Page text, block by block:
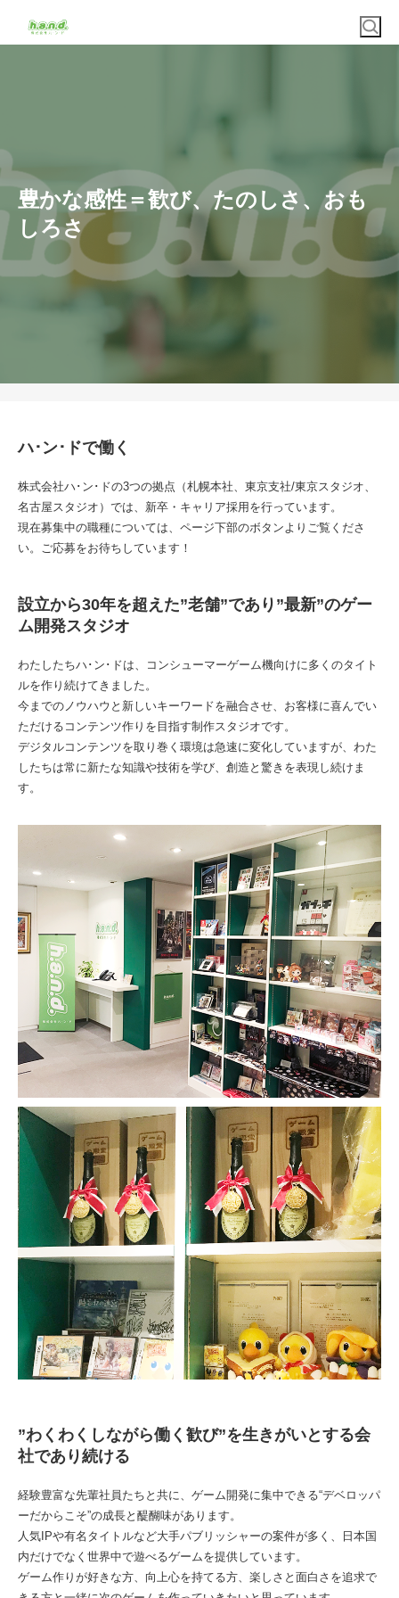
豊かな感性＝歓び、たのしさ、おも
しろさ
ハ･ン･ドで働く
株式会社ハ･ン･ドの3つの拠点（札幌本社、東京支社/東京スタジオ、
名古屋スタジオ）では、新卒・キャリア採用を行っています。
現在募集中の職種については、ページ下部のボタンよりご覧くださ
い。ご応募をお待ちしています！
設立から30年を超えた”老舗”であり”最新”のゲー
ム開発スタジオ
わたしたちハ･ン･ドは、コンシューマーゲーム機向けに多くのタイト
ルを作り続けてきました。
今までのノウハウと新しいキーワードを融合させ、お客様に喜んでい
ただけるコンテンツ作りを目指す制作スタジオです。
デジタルコンテンツを取り巻く環境は急速に変化していますが、わた
したちは常に新たな知識や技術を学び、創造と驚きを表現し続けま
す。
”わくわくしながら働く歓び”を生きがいとする会
社であり続ける
経験豊富な先輩社員たちと共に、ゲーム開発に集中できる“デベロッパ
ーだからこそ”の成長と醍醐味があります。
人気IPや有名タイトルなど大手パブリッシャーの案件が多く、日本国
内だけでなく世界中で遊べるゲームを提供しています。
ゲーム作りが好きな方、向上心を持てる方、楽しさと面白さを追求で